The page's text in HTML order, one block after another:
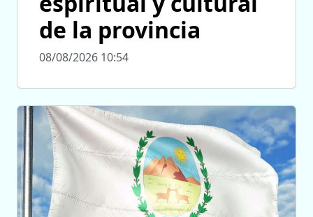
de la provincia
08/08/2026 10:54